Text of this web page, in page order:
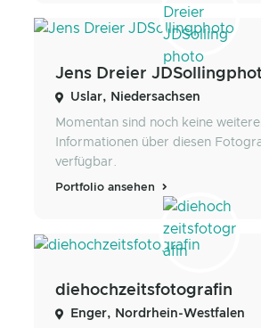
Jens Dreier
Uslar, Niedersachsen
Momentan sind noch keine
Informationen über diesen
verfügbar.
Portfolio ansehen
diehochzeitsfotografin
Enger, Nordrhein-Westfalen